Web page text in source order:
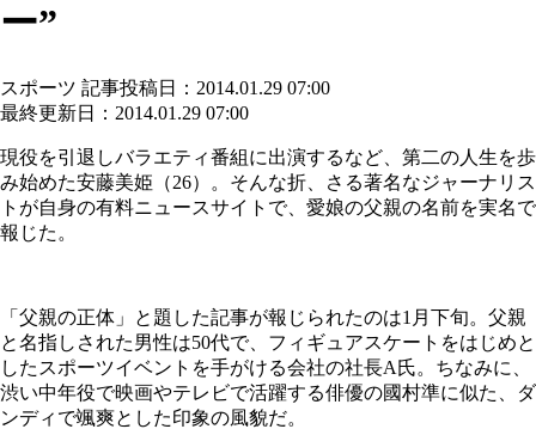
ー”
スポーツ 記事投稿日：2014.01.29 07:00
最終更新日：2014.01.29 07:00
現役を引退しバラエティ番組に出演するなど、第二の人生を歩
み始めた安藤美姫（26）。そんな折、さる著名なジャーナリス
トが自身の有料ニュースサイトで、愛娘の父親の名前を実名で
報じた。
「父親の正体」と題した記事が報じられたのは1月下旬。父親
と名指しされた男性は50代で、フィギュアスケートをはじめと
したスポーツイベントを手がける会社の社長A氏。ちなみに、
渋い中年役で映画やテレビで活躍する俳優の國村準に似た、ダ
ンディで颯爽とした印象の風貌だ。